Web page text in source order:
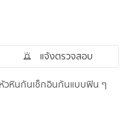
แจ้งตรวจสอบ